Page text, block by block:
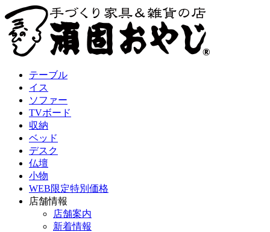
テーブル
イス
ソファー
TVボード
収納
ベッド
デスク
仏壇
小物
WEB限定特別価格
店舗情報
店舗案内
新着情報